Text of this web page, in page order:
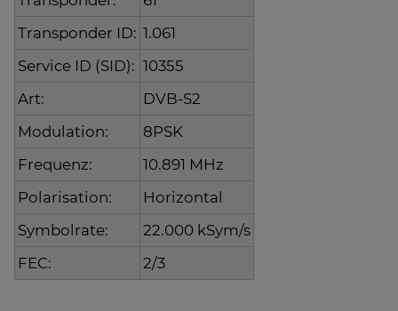
Transponder ID: 1.061
Service ID (SID): 10355
Art:
DVB-S2
Modulation:
8PSK
Frequenz:
10.891 MHz
Polarisation:
Horizontal
Symbolrate:
22.000 kSym/s
FEC:
2/3